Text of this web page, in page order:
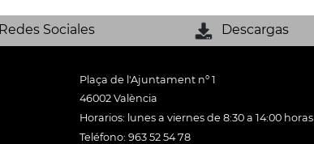
Redes Sociales Descargas
Plaça de l'Ajuntament nº 1
46002 València
Horarios: lunes a viernes de 8:30 a 14:00 horas
Teléfono: 963 52 54 78